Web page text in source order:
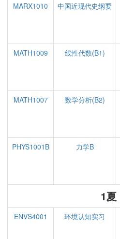
MARX1010
中国近现代史纲要
MATH1009
线性代数(B1)
MATH1007
数学分析(B2)
PHYS1001B
力学B
1夏
ENVS4001 环境认知实习